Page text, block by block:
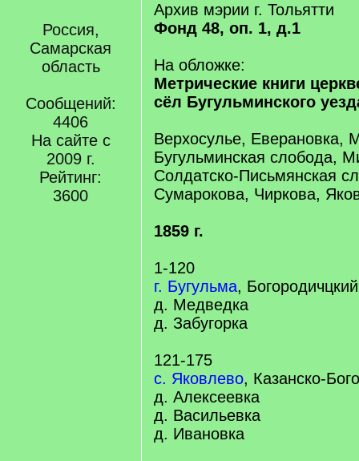
Россия,
Самарская
область
Сообщений:
4406
На сайте с
2009 г.
Рейтинг:
3600
Архив мэрии г. Тольятти
Фонд 48, оп. 1, д.1
На обложке:
Метрические книги
сёл Бугульминского
Верхосулье, Еверановка,
Бугульминская слобода,
Солдатско-Письмянская
Сумарокова, Чиркова,
1859 г.
1-120
г. Бугульма,
д. Медведка
д. Забугорка
121-175
с. Яковлево, Казанско-
д. Алексеевка
д. Васильевка
д. Ивановка